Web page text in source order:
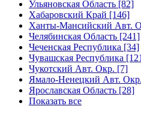
Ульяновская Область [82]
Хабаровский Край [146]
Ханты-Мансийский Авт.
Челябинская Область [241]
Чеченская Республика [34]
Чувашская Республика
Чукотский Авт. Окр. [7]
Ямало-Ненецкий Авт.
Ярославская Область [28]
Показать все